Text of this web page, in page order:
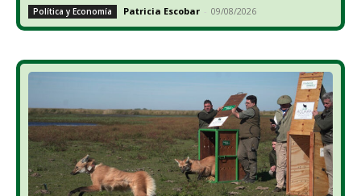
Política y Economía Patricia Escobar - 09/08/2026